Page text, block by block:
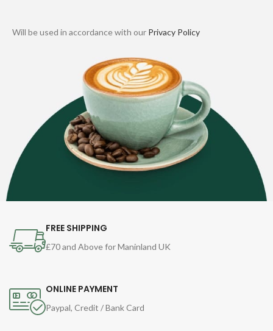
Will be used in accordance with our Privacy Policy
FREE SHIPPING
£70 and Above for Maninland UK
ONLINE PAYMENT
Paypal, Credit / Bank Card